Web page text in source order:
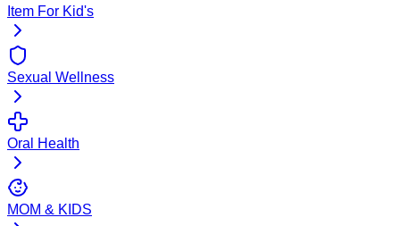
Item For Kid's
Sexual Wellness
Oral Health
MOM & KIDS